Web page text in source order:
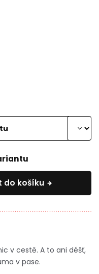
do košíku
v cestě. A to ani déšť,
v pase.